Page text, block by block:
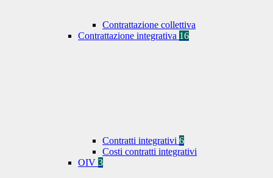
Contrattazione collettiva
Contrattazione integrativa 16
Contratti integrativi 6
Costi contratti integrativi
OIV 3